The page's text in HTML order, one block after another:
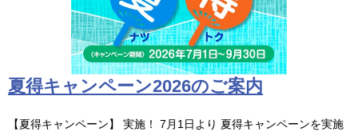
夏得キャンペーン2026のご案内
【夏得キャンペーン】 実施！ 7月1日より 夏得キャンペーンを実施